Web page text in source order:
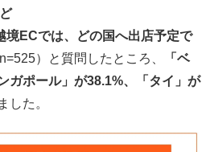
境ECでは、どの国へ出店予定で
n=525）と質問したところ、
「ベ
ガポール」が38.1%、「タイ」が
した。